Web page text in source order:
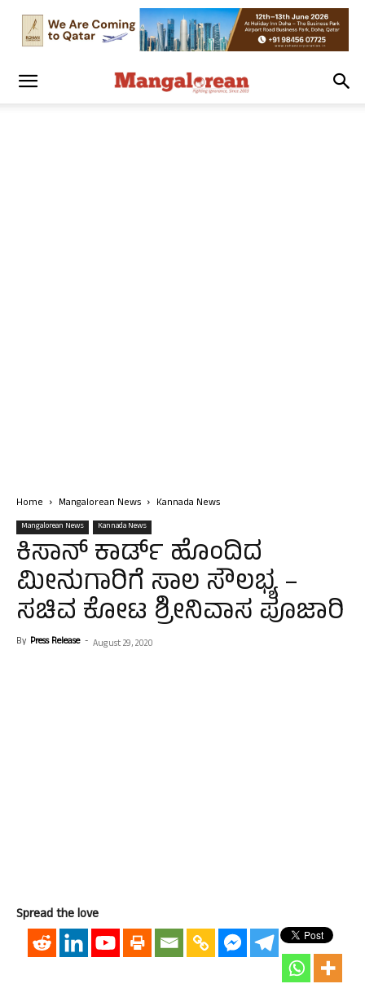
Home Mangalorean News Kannada News
Mangalorean News Kannada News
ಕಿಸಾನ್ ಕಾರ್ಡ್ ಹೊಂದಿದ
ಮೀನುಗಾರಿಗೆ ಸಾಲ ಸೌಲಭ್ಯ –
ಸಚಿವ ಕೋಟ ಶ್ರೀನಿವಾಸ ಪೂಜಾರಿ
By Press Release - August 29, 2020
Spread the love